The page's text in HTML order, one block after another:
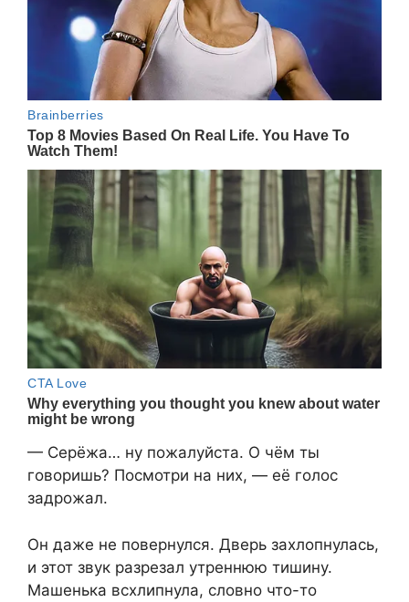
— Серёжа… ну пожалуйста. О чём ты
говоришь? Посмотри на них, — её голос
задрожал.
Он даже не повернулся. Дверь захлопнулась,
и этот звук разрезал утреннюю тишину.
Машенька всхлипнула, словно что-то